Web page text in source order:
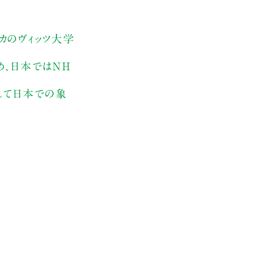
ヴィッツ大学
、日本ではNH
て日本での象